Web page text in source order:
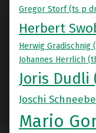
Gregor Storf (ts p
Herbert
Herwig Gradischnig
Johannes Herrlich
Joris Dudli
Joschi
Mario